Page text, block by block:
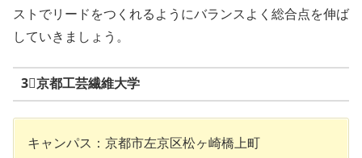
ストでリードをつくれるようにバランスよく総合点を伸ば
していきましょう。
3⃣京都工芸繊維大学
キャンパス：京都市左京区松ヶ崎橋上町